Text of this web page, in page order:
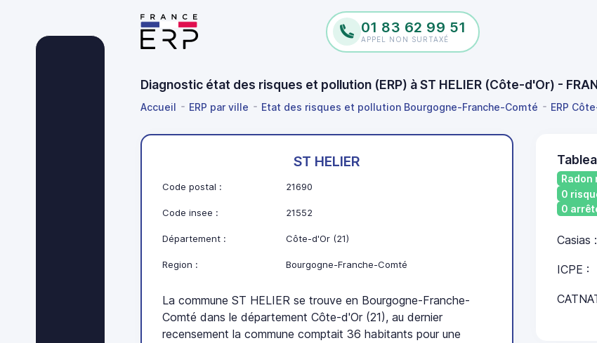
01 83 62 99 51
APPEL NON SURTAXÉ
Diagnostic état des risques et pollution (ERP) à ST HELIER (Côte-d'Or) -
Accueil ERP par ville Etat des risques et pollution Bourgogne-Franche-Comté ERP
ST HELIER
Code postal : 21690
Code insee : 21552
Département : Côte-d'Or (21)
Region : Bourgogne-Franche-Comté
La commune ST HELIER se trouve en Bourgogne-Franche-
Comté dans le département Côte-d'Or (21), au dernier
recensement la commune comptait 36 habitants pour une
Radon
0
0
Casias :
ICPE :